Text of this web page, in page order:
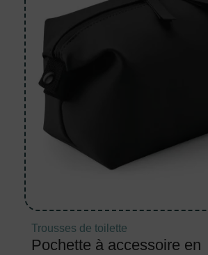
Trousses de toilette
Pochette à accessoire en